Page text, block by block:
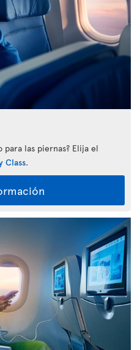
para las piernas? Elija el
Class.